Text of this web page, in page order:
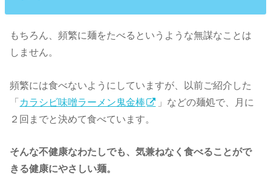
もちろん、頻繁に麺をたべるというような無謀なことは
しません。
頻繁には食べないようにしていますが、以前ご紹介した
「カラシビ味噌ラーメン鬼金棒
」などの麺処で、月に
２回までと決めて食べています。
そんな不健康なわたしでも、気兼ねなく食べることがで
きる健康にやさしい麺。